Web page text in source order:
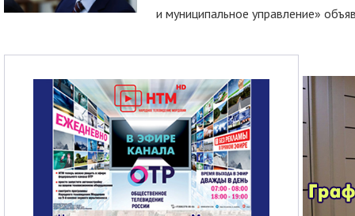
и муниципальное управление»